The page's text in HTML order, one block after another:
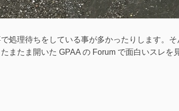
処理待ちをしている事が多かったりします。
またま開いた GPAA の Forum で面白いスレを